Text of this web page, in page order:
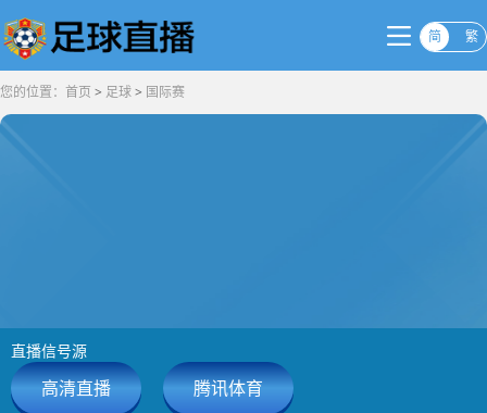
简 繁
您的位置： 首页 > 足球> 国际赛
直播信号源
高清直播 腾讯体育